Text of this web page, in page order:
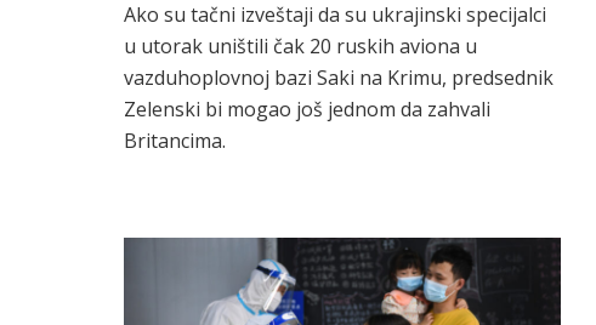
Ako su tačni izveštaji da su ukrajinski specijalci
u utorak uništili čak 20 ruskih aviona u
vazduhoplovnoj bazi Saki na Krimu, predsednik
Zelenski bi mogao još jednom da zahvali
Britancima.